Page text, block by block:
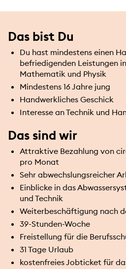
Das bist Du
Du hast mindestens einen
befriedigenden Leistungen
Mathematik und Physik
Mindestens 16 Jahre jung
Handwerkliches Geschick
Interesse an Technik und
Das sind wir
Attraktive Bezahlung von
pro Monat
Sehr abwechslungsreicher
Einblicke in das
und Technik
Weiterbeschäftigung nach
39-Stunden-Woche
Freistellung für die
31 Tage Urlaub
kostenfreies Jobticket für